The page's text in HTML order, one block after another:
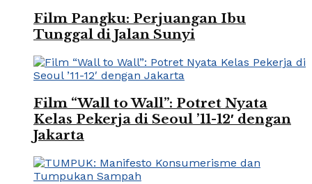
Film Pangku: Perjuangan Ibu
Tunggal di Jalan Sunyi
Film “Wall to Wall”: Potret Nyata
Kelas Pekerja di Seoul ’11-12′ dengan
Jakarta